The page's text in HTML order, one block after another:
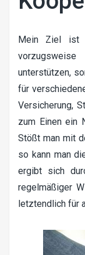
Mein Ziel ist
unterstützen,
für
Versicherung,
zum Einen ein
Stößt man mit
so kann man
ergibt sich
regelmäßiger
letztendlich für